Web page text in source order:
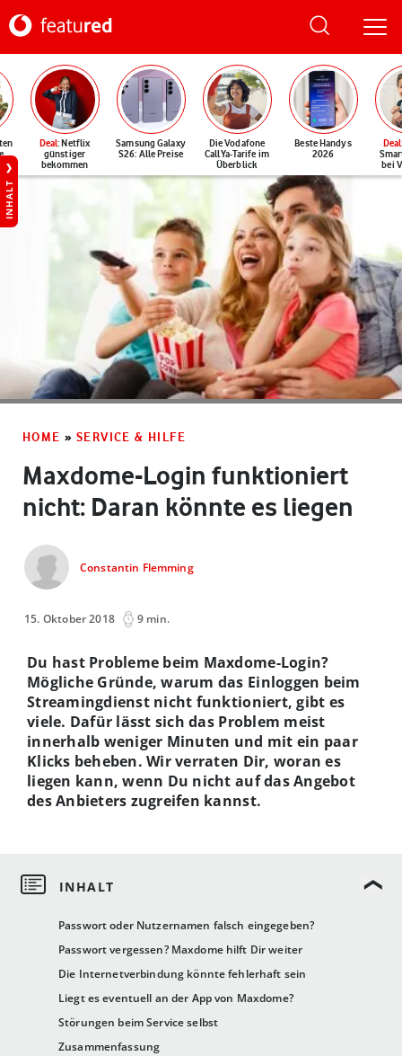
Deal: Netflix
günstiger
bekommen
Samsung Galaxy
S26: Alle Preise
Die Vodafone
CallYa-Tarife im
Überblick
Beste Handys
2026
Deal
bei
INHALT
HOME » SERVICE & HILFE
Maxdome-Login funktioniert
nicht: Daran könnte es liegen
Constantin Flemming
15. Oktober 2018 9 min.
Passwort oder Nutzernamen falsch eingegeben?
Passwort vergessen? Maxdome hilft Dir weiter
Die Internetverbindung könnte fehlerhaft sein
Liegt es eventuell an der App von Maxdome?
Störungen beim Service selbst
Zusammenfassung
Du hast Probleme beim Maxdome-Login?
Mögliche Gründe, warum das Einloggen beim
Streamingdienst nicht funktioniert, gibt es
viele. Dafür lässt sich das Problem meist
innerhalb weniger Minuten und mit ein paar
Klicks beheben. Wir verraten Dir, woran es
liegen kann, wenn Du nicht auf das Angebot
des Anbieters zugreifen kannst.